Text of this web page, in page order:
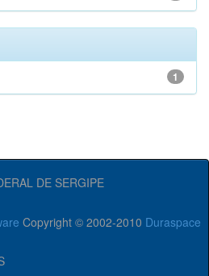
1
DE SERGIPE
Copyright © 2002-2010 Duraspace